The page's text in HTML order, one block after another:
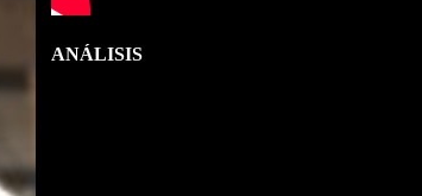
ANÁLISIS